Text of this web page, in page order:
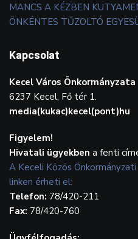
MANCS A KÉZBEN
ÖNKÉNTES TŰZOLTÓ
Kapcsolat
Kecel Város Önkormányzata
6237 Kecel, Fő tér 1.
media(kukac)kecel(pont)hu
Figyelem!
Hivatali ügyekben a fenti
A Keceli Közös
linken érheti el:
Telefon: 78/420-211
Fax: 78/420-760